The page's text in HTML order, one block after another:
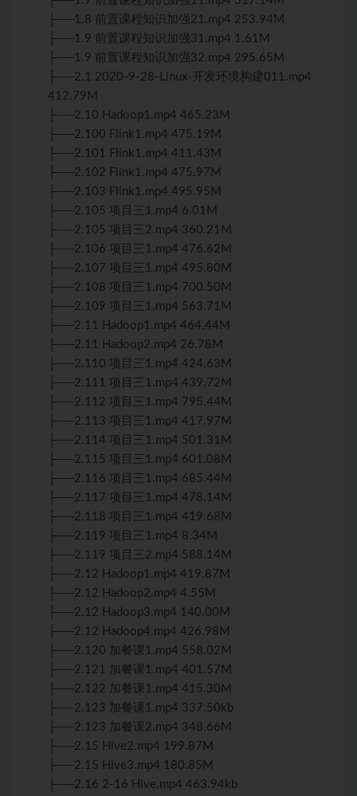
├──1.8 前置课程知识加强21.mp4 253.94M
├──1.9 前置课程知识加强31.mp4 1.61M
├──1.9 前置课程知识加强32.mp4 295.65M
├──2.1 2020-9-28-Linux-开发环境构建011.mp4
412.79M
├──2.10 Hadoop1.mp4 465.23M
├──2.100 Flink1.mp4 475.19M
├──2.101 Flink1.mp4 411.43M
├──2.102 Flink1.mp4 475.97M
├──2.103 Flink1.mp4 495.95M
├──2.105 项目三1.mp4 6.01M
├──2.105 项目三2.mp4 360.21M
├──2.106 项目三1.mp4 476.62M
├──2.107 项目三1.mp4 495.80M
├──2.108 项目三1.mp4 700.50M
├──2.109 项目三1.mp4 563.71M
├──2.11 Hadoop1.mp4 464.44M
├──2.11 Hadoop2.mp4 26.78M
├──2.110 项目三1.mp4 424.63M
├──2.111 项目三1.mp4 439.72M
├──2.112 项目三1.mp4 795.44M
├──2.113 项目三1.mp4 417.97M
├──2.114 项目三1.mp4 501.31M
├──2.115 项目三1.mp4 601.08M
├──2.116 项目三1.mp4 685.44M
├──2.117 项目三1.mp4 478.14M
├──2.118 项目三1.mp4 419.68M
├──2.119 项目三1.mp4 8.34M
├──2.119 项目三2.mp4 588.14M
├──2.12 Hadoop1.mp4 419.87M
├──2.12 Hadoop2.mp4 4.55M
├──2.12 Hadoop3.mp4 140.00M
├──2.12 Hadoop4.mp4 426.98M
├──2.120 加餐课1.mp4 558.02M
├──2.121 加餐课1.mp4 401.57M
├──2.122 加餐课1.mp4 415.30M
├──2.123 加餐课1.mp4 337.50kb
├──2.123 加餐课2.mp4 348.66M
├──2.15 Hive2.mp4 199.87M
├──2.15 Hive3.mp4 180.85M
├──2.16 2-16 Hive.mp4 463.94kb